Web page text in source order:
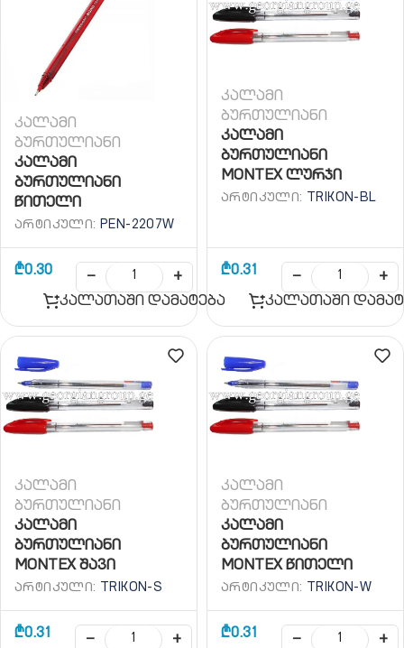
კალამი
ბურთულიანი
კალამი
ბურთულიანი
წითელი
ᲐᲠᲢᲘᲙᲣᲚᲘ: PEN-2207W
₾0.30 −
+
კალათაში დამატება
კალამი
ბურთულიანი
კალამი
ბურთულიანი
MONTEX ლურჯი
ᲐᲠᲢᲘᲙᲣᲚᲘ: TRIKON-BL
₾0.31 −
+
კალათაში
კალამი
ბურთულიანი
კალამი
ბურთულიანი
MONTEX შავი
ᲐᲠᲢᲘᲙᲣᲚᲘ: TRIKON-S
₾0.31 −
+
კალამი
ბურთულიანი
კალამი
ბურთულიანი
MONTEX წითელი
ᲐᲠᲢᲘᲙᲣᲚᲘ: TRIKON-W
₾0.31 −
+